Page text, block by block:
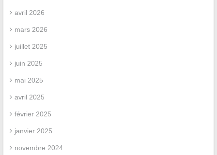
avril 2026
mars 2026
juillet 2025
juin 2025
mai 2025
avril 2025
février 2025
janvier 2025
novembre 2024